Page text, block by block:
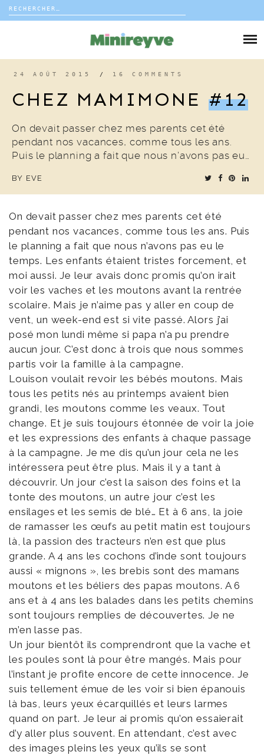
Rechercher :
VIE DE FAMILLE
DÉCO
VOYAGE
24 AOÛT 2015 / 16 COMMENTS
CHEZ MAMIMONE #12
On devait passer chez mes parents cet été
pendant nos vacances, comme tous les ans.
Puis le planning a fait que nous n’avons pas eu…
BY EVE
On devait passer chez mes parents cet été
pendant nos vacances, comme tous les ans. Puis
le planning a fait que nous n’avons pas eu le
temps. Les enfants étaient tristes forcement, et
moi aussi. Je leur avais donc promis qu’on irait
voir les vaches et les moutons avant la rentrée
scolaire. Mais je n’aime pas y aller en coup de
vent, un week-end est si vite passé. Alors j’ai
posé mon lundi même si papa n’a pu prendre
aucun jour. C’est donc à trois que nous sommes
partis voir la famille à la campagne.
Louison voulait revoir les bébés moutons. Mais
tous les petits nés au printemps avaient bien
grandi, les moutons comme les veaux. Tout
change. Et je suis toujours étonnée de voir la joie
et les expressions des enfants à chaque passage
à la campagne. Je me dis qu’un jour cela ne les
intéressera peut être plus. Mais il y a tant à
découvrir. Un jour c’est la saison des foins et la
tonte des moutons, un autre jour c’est les
ensilages et les semis de blé… Et à 6 ans, la joie
de ramasser les œufs au petit matin est toujours
là, la passion des tracteurs n’en est que plus
grande. A 4 ans les cochons d’inde sont toujours
aussi « mignons », les brebis sont des mamans
moutons et les béliers des papas moutons. A 6
ans et à 4 ans les balades dans les petits chemins
sont toujours remplies de découvertes. Je ne
m’en lasse pas.
Un jour bientôt ils comprendront que la vache et
les poules sont là pour être mangés. Mais pour
l’instant je profite encore de cette innocence. Je
suis tellement émue de les voir si bien épanouis
là bas, leurs yeux écarquillés et leurs larmes
quand on part. Je leur ai promis qu’on essaierait
d’y aller plus souvent. En attendant, c’est avec
des images pleins les yeux qu’ils se sont